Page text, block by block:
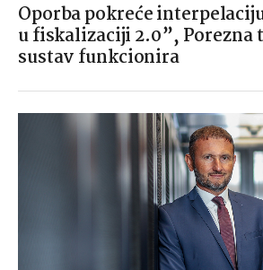
Oporba pokreće
u fiskalizaciji 2.0”, Porezna
sustav funkcionira